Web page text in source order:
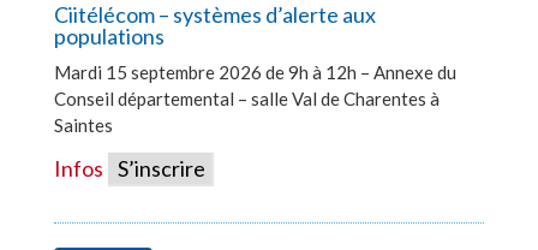
Ciitélécom – systèmes d’alerte aux
populations
Mardi 15 septembre 2026 de 9h à 12h – Annexe du
Conseil départemental – salle Val de Charentes à
Saintes
Infos S’inscrire